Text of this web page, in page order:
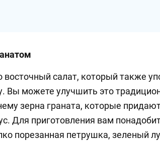
восточный салат, который также
Вы можете улучшить это
зерна граната, которые
Для приготовления вам
порезанная петрушка, зеленый